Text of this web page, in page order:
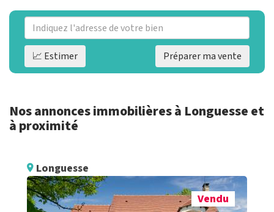
📈 Estimer Préparer ma vente
Nos annonces immobilières à Longuesse et
à proximité
Longuesse
Vendu